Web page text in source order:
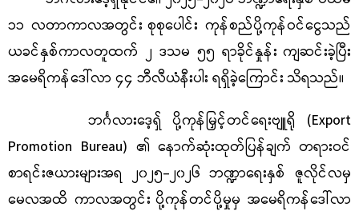
၁၁ လတာကာလအတွင်း စုစုပေါင်း ကုန်စည်ပို့ကုန်ဝင်ငွေသည်
ယခင်နှစ်ကာလတူထက် ၂ ဒသမ ၅၅ ရာခိုင်နှုန်း ကျဆင်းခဲ့ပြီး
အမေရိကန်ဒေါ်လာ ၄၄ ဘီလီယံနီးပါး ရရှိခဲ့ကြောင်း သိရသည်။
ဘင်္ဂလားဒေ့ရှ် ပို့ကုန်မြှင့်တင်ရေးဗျူရို (Export
Promotion Bureau) ၏ နောက်ဆုံးထုတ်ပြန်ချက် တရားဝင်
စာရင်းဇယားများအရ ၂၀၂၅-၂၀၂၆ ဘဏ္ဍာရေးနှစ် ဇူလိုင်လမှ
မေလအထိ ကာလအတွင်း ပို့ကုန်တင်ပို့မှုမှ အမေရိကန်ဒေါ်လာ